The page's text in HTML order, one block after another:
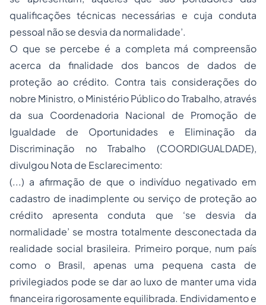
qualificações técnicas necessárias e cuja conduta
pessoal não se desvia da normalidade’.
O que se percebe é a completa má compreensão
acerca da finalidade dos bancos de dados de
proteção ao crédito. Contra tais considerações do
nobre Ministro, o Ministério Público do Trabalho, através
da sua Coordenadoria Nacional de Promoção de
Igualdade de Oportunidades e Eliminação da
Discriminação no Trabalho (COORDIGUALDADE),
divulgou Nota de Esclarecimento:
(...) a afirmação de que o indivíduo negativado em
cadastro de inadimplente ou serviço de proteção ao
crédito apresenta conduta que ‘se desvia da
normalidade’ se mostra totalmente desconectada da
realidade social brasileira. Primeiro porque, num país
como o Brasil, apenas uma pequena casta de
privilegiados pode se dar ao luxo de manter uma vida
financeira rigorosamente equilibrada. Endividamento e